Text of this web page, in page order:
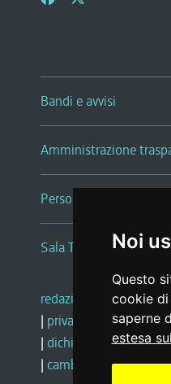
Noi
Questo
cookie
saperne
estesa
Bandi e avvisi
Amministrazione
Persone e Uffici
Sala Tiziano Tessitori
redazione web |note
| privacy
social
| dichiarazione di
| cambio preferenze